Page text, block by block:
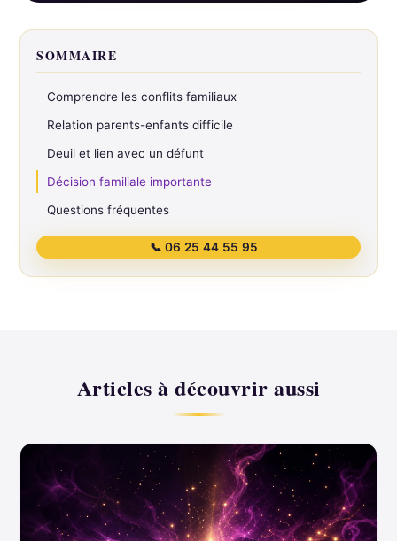
SOMMAIRE
Comprendre les conflits familiaux
Relation parents-enfants difficile
Deuil et lien avec un défunt
Décision familiale importante
Questions fréquentes
📞 06 25 44 55 95
Articles à découvrir aussi